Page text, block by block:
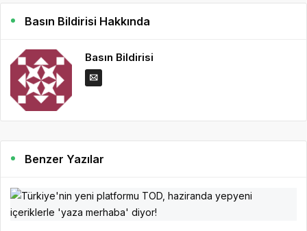
Basın Bildirisi Hakkında
Basın Bildirisi
Benzer Yazılar